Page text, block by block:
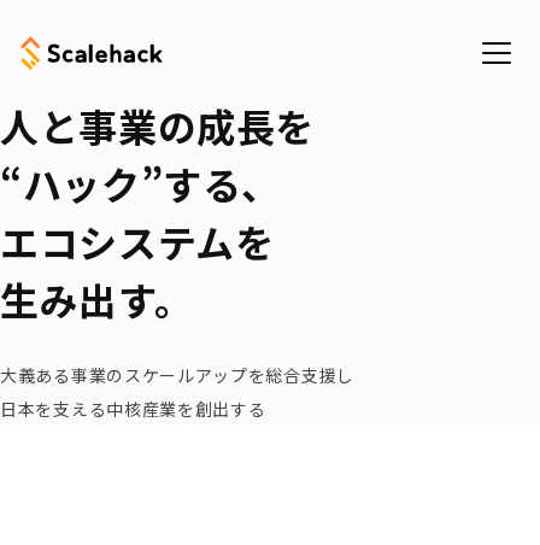
人と事業の成長を
“ハック”する、
エコシステムを
生み出す。
大義ある事業のスケールアップを総合支援し
日本を支える中核産業を創出する